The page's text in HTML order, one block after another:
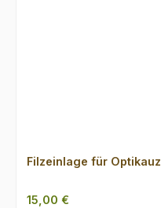
Filzeinlage für Optikauz
Regulärer Preis:
15,00 €